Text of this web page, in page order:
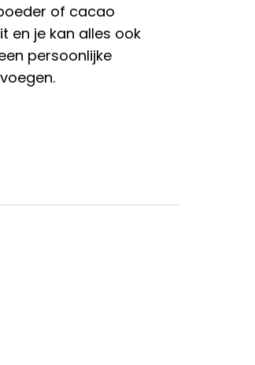
of cacao
en je kan alles ook
persoonlijke